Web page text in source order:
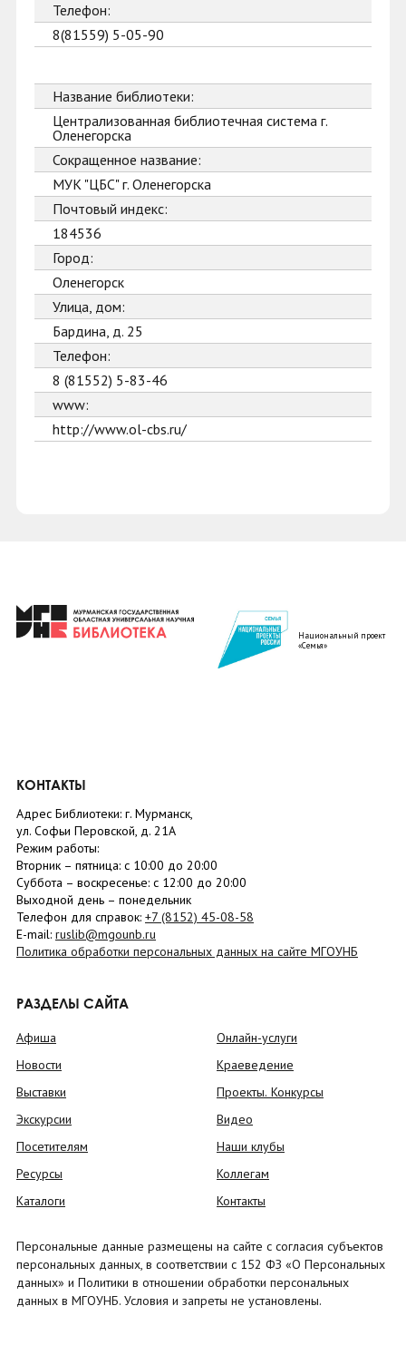
Телефон:
8(81559) 5-05-90
Название библиотеки:
Централизованная библиотечная система г.
Оленегорска
Сокращенное название:
МУК "ЦБС" г. Оленегорска
Почтовый индекс:
184536
Город:
Оленегорск
Улица, дом:
Бардина, д. 25
Телефон:
8 (81552) 5-83-46
www:
http://www.ol-cbs.ru/
Национальный проект
«Семья»
КОНТАКТЫ
Адрес Библиотеки: г. Мурманск,
ул. Софьи Перовской, д. 21А
Режим работы:
Вторник – пятница: с 10:00 до 20:00
Суббота – воскресенье: c 12:00 до 20:00
Выходной день – понедельник
Телефон для справок: +7 (8152) 45-08-58
E-mail: ruslib@mgounb.ru
Политика обработки персональных данных на сайте МГОУНБ
РАЗДЕЛЫ САЙТА
Афиша
Новости
Выставки
Экскурсии
Посетителям
Ресурсы
Каталоги
Онлайн-услуги
Краеведение
Проекты. Конкурсы
Видео
Наши клубы
Коллегам
Контакты
Персональные данные размещены на сайте с согласия субъектов
персональных данных, в соответствии с 152 ФЗ «О Персональных
данных» и Политики в отношении обработки персональных
данных в МГОУНБ. Условия и запреты не установлены.